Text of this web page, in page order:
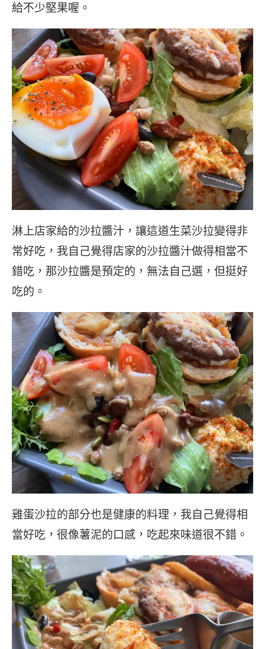
給不少堅果喔。
淋上店家給的沙拉醬汁，讓這道生菜沙拉變得非
常好吃，我自己覺得店家的沙拉醬汁做得相當不
錯吃，那沙拉醬是預定的，無法自己選，但挺好
吃的。
雞蛋沙拉的部分也是健康的料理，我自己覺得相
當好吃，很像薯泥的口感，吃起來味道很不錯。